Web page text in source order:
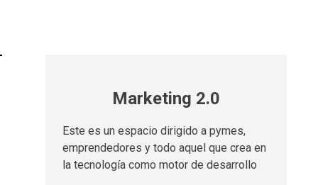
Marketing 2.0
Este es un espacio dirigido a pymes,
emprendedores y todo aquel que crea en
la tecnología como motor de desarrollo